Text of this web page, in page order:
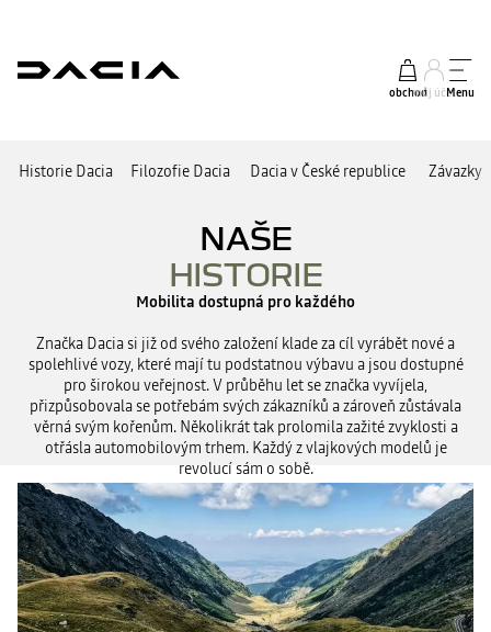
obchodmůj účetMenu
Historie Dacia Filozofie Dacia Dacia v České republice Závazky
NAŠE
HISTORIE
Mobilita dostupná pro každého
Značka Dacia si již od svého založení klade za cíl vyrábět nové a
spolehlivé vozy, které mají tu podstatnou výbavu a jsou dostupné
pro širokou veřejnost. V průběhu let se značka vyvíjela,
přizpůsobovala se potřebám svých zákazníků a zároveň zůstávala
věrná svým kořenům. Několikrát tak prolomila zažité zvyklosti a
otřásla automobilovým trhem. Každý z vlajkových modelů je
revolucí sám o sobě.